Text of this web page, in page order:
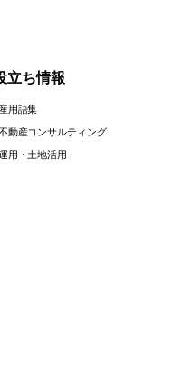
立ち情報
用語集
動産コンサルティング
用・土地活用